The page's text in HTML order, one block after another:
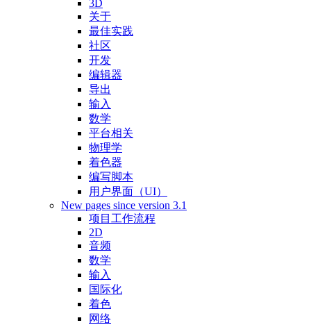
3D
关于
最佳实践
社区
开发
编辑器
导出
输入
数学
平台相关
物理学
着色器
编写脚本
用户界面（UI）
New pages since version 3.1
项目工作流程
2D
音频
数学
输入
国际化
着色
网络